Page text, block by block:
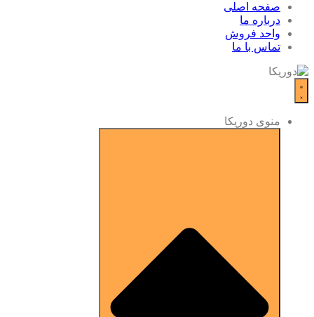
صفحه اصلی
درباره ما
واحد فروش
تماس با ما
منوی دوریکا